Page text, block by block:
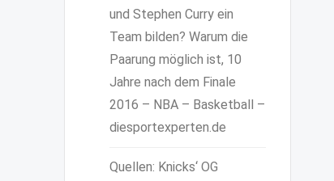
und Stephen Curry ein
Team bilden? Warum die
Paarung möglich ist, 10
Jahre nach dem Finale
2016 – NBA – Basketball –
diesportexperten.de
Quellen: Knicks‘ OG